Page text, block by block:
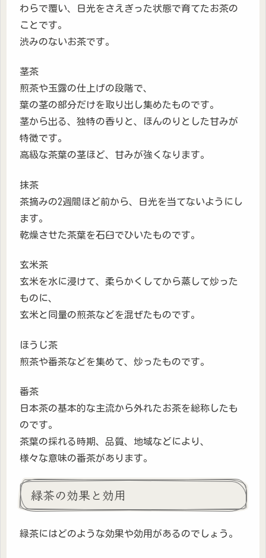
わらで覆い、日光をさえぎった状態で育てたお茶の
ことです。
渋みのないお茶です。
茎茶
煎茶や玉露の仕上げの段階で、
葉の茎の部分だけを取り出し集めたものです。
茎から出る、独特の香りと、ほんのりとした甘みが
特徴です。
高級な茶葉の茎ほど、甘みが強くなります。
抹茶
茶摘みの2週間ほど前から、日光を当てないようにし
ます。
乾燥させた茶葉を石臼でひいたものです。
玄米茶
玄米を水に浸けて、柔らかくしてから蒸して炒った
ものに、
玄米と同量の煎茶などを混ぜたものです。
ほうじ茶
煎茶や番茶などを集めて、炒ったものです。
番茶
日本茶の基本的な主流から外れたお茶を総称したも
のです。
茶葉の採れる時期、品質、地域などにより、
様々な意味の番茶があります。
緑茶の効果と効用
緑茶にはどのような効果や効用があるのでしょう。